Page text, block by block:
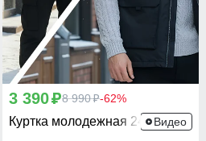
3 390p8 990p-62%
Куртка молодежная 2409Ch
Видео